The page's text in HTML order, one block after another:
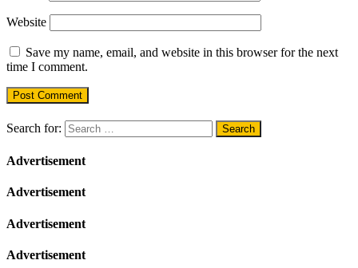
Website
Save my name, email, and website in this browser for the next
time I comment.
Search for:
Advertisement
Advertisement
Advertisement
Advertisement